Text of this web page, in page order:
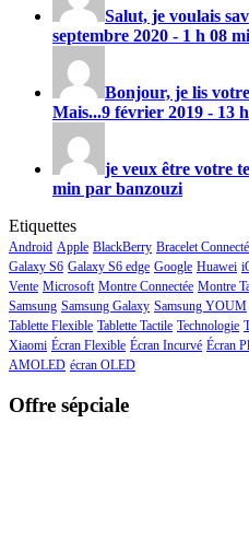
Salut, je voulais
septembre 2020 - 1 h 08
Bonjour, je lis
Mais...9 février 2019 - 13
je veux être votre
min par banzouzi
Etiquettes
Android Apple BlackBerry Bracelet Connecté
Galaxy S6 Galaxy S6 edge Google Huawei
Vente Microsoft Montre Connectée Montre
Samsung Samsung Galaxy Samsung YOUM
Tablette Flexible Tablette Tactile Technologie
Xiaomi Écran Flexible Écran Incurvé Écran
AMOLED écran OLED
Offre sépciale